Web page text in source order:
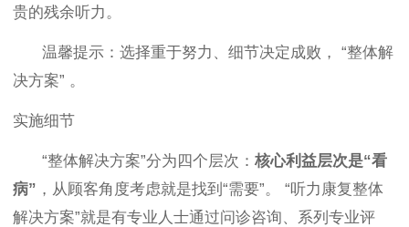
贵的残余听力。
温馨提示：选择重于努力、细节决定成败， “整体解
决方案” 。
实施细节
“整体解决方案”分为四个层次： 核心利益层次是“看
病” ，从顾客角度考虑就是找到“需要”。 “听力康复整体
解决方案”就是有专业人士通过问诊咨询、系列专业评